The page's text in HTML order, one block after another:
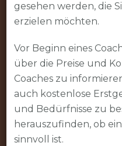
gesehen werden, die
erzielen möchten.
Vor Beginn eines
über die Preise und
Coaches zu
auch kostenlose
und Bedürfnisse zu
herauszufinden, ob
sinnvoll ist.